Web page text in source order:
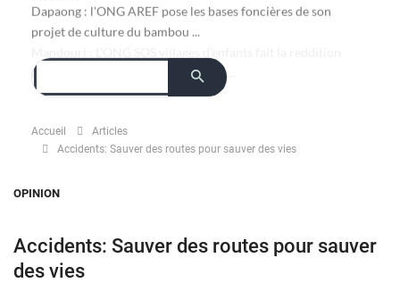
Dapaong : l'ONG AREF pose les bases foncières de son
projet de culture du bambou ...
Accueil
Articles
Accidents: Sauver des routes pour sauver des vies
OPINION
Accidents: Sauver des routes pour sauver
des vies